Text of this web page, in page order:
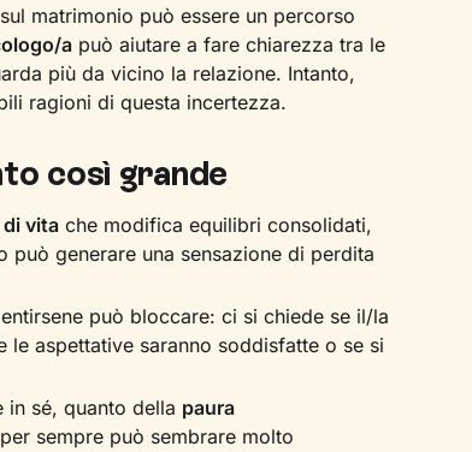
matrimonio può essere un percorso
apuò aiutare a fare chiarezza tra le
più da vicino la relazione. Intanto,
ragioni di questa incertezza.
così grande
vitache modifica equilibri consolidati,
può generare una sensazione di perdita
può bloccare: ci si chiede se il/la
le aspettative saranno soddisfatte o se si
sé, quanto della paura
sempre può sembrare molto